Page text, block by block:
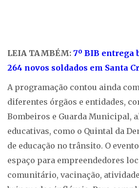
LEIA TAMBÉM: 7º BIB entrega
264 novos soldados em Santa
A programação contou ainda
diferentes órgãos e entidades,
Bombeiros e Guarda Municipal,
educativas, como o Quintal da
de educação no trânsito. O
espaço para empreendedores
comunitário, vacinação,